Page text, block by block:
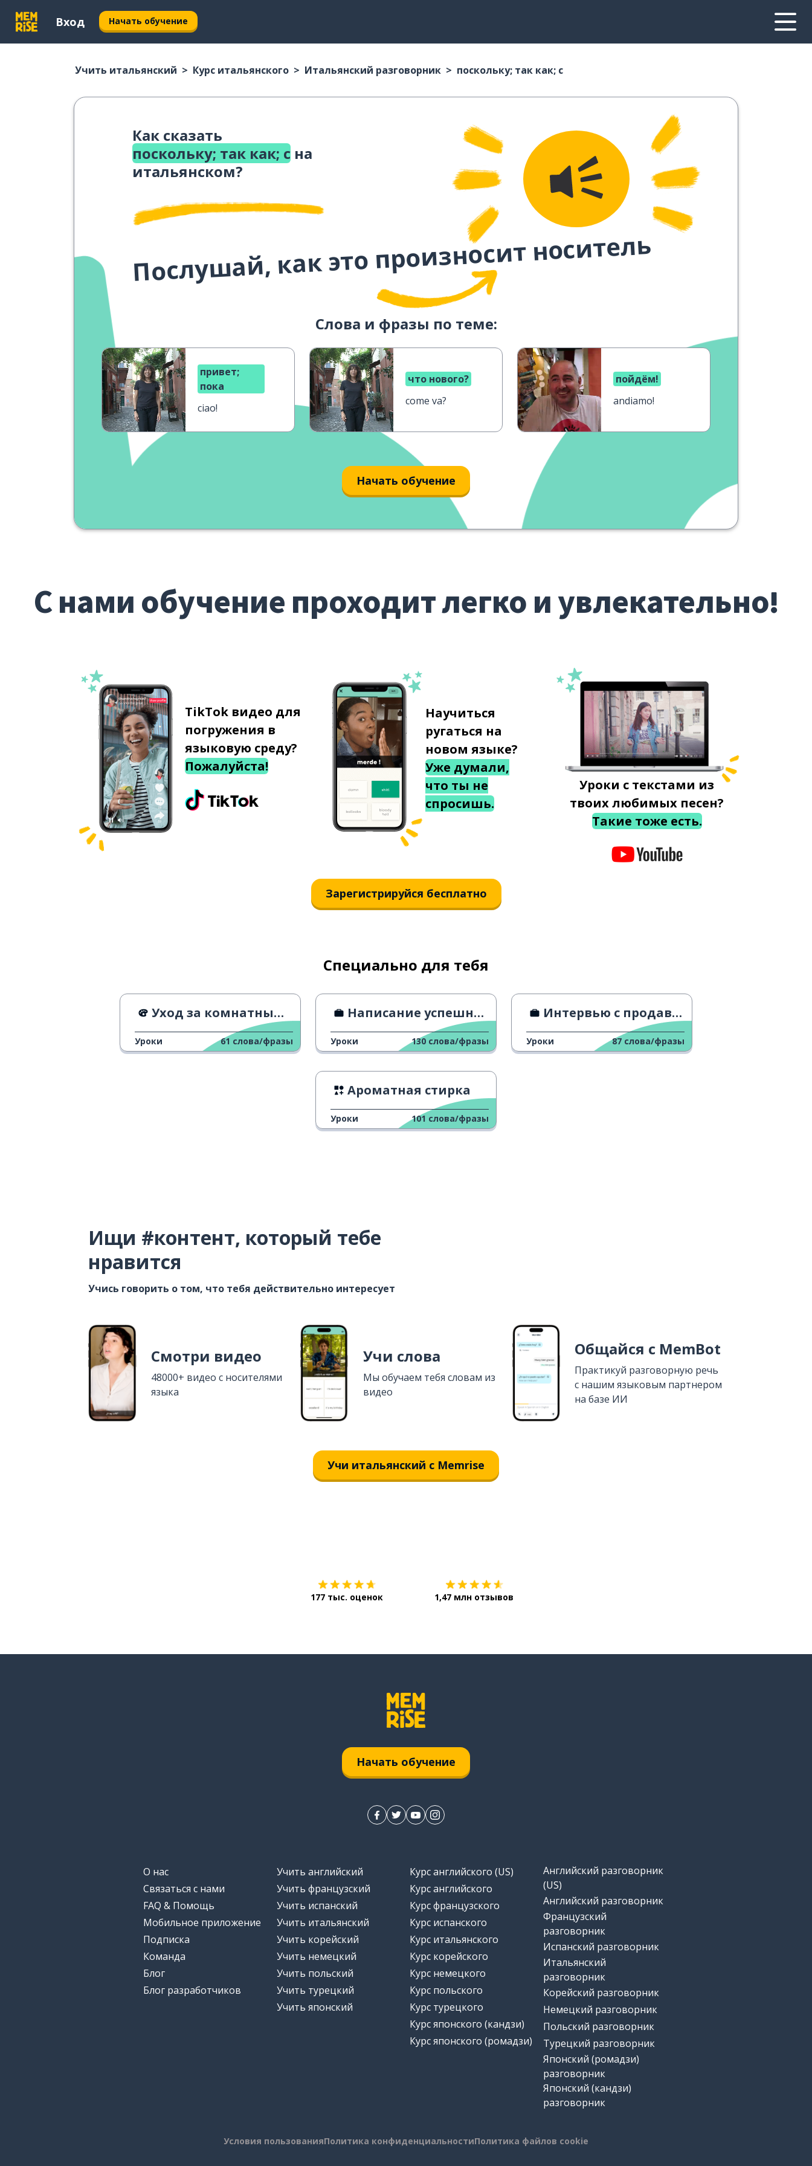
Вход Начать обучение
Учить итальянский Курс итальянского Итальянский разговорник поскольку; так как; с
Как сказать
поскольку; так как; с на
итальянском?
Послушай, как это произносит носитель
Слова и фразы по теме:
привет;
пока
ciao!
что нового?
come va?
пойдём!
andiamo!
Начать обучение
С нами обучение проходит легко и увлекательно!
TikTok видео для
погружения в
языковую среду?
Пожалуйста!
Научиться
ругаться на
новом языке?
Уже думали,
что ты не
спросишь.
Уроки с текстами из
твоих любимых песен?
Такие тоже есть.
Зарегистрируйся бесплатно
Специально для тебя
Уход за комнатными растениями
Уроки 61 слова/фразы
Написание успешного резюме
Уроки 130 слова/фразы
Интервью с продавцом книг
Уроки 87 слова/фразы
Ароматная стирка
Уроки 101 слова/фразы
Ищи #контент, который тебе
нравится
Учись говорить о том, что тебя действительно интересует
Смотри видео
48000+ видео с носителями
языка
Учи слова
Мы обучаем тебя словам из
видео
Общайся с MemBot
Практикуй разговорную речь
с нашим языковым партнером
на базе ИИ
Учи итальянский с Memrise
177 тыс. оценок 1,47 млн отзывов
Начать обучение
О нас
Связаться с нами
FAQ & Помощь
Мобильное приложение
Подписка
Команда
Блог
Блог разработчиков
Учить английский
Учить французский
Учить испанский
Учить итальянский
Учить корейский
Учить немецкий
Учить польский
Учить турецкий
Учить японский
Курс английского (US)
Курс английского
Курс французского
Курс испанского
Курс итальянского
Курс корейского
Курс немецкого
Курс польского
Курс турецкого
Курс японского (кандзи)
Курс японского (ромадзи)
Английский разговорник
(US)
Английский разговорник
Французский
разговорник
Испанский разговорник
Итальянский
разговорник
Корейский разговорник
Немецкий разговорник
Польский разговорник
Турецкий разговорник
Японский (ромадзи)
разговорник
Японский (кандзи)
разговорник
Условия пользованияПолитика конфиденциальностиПолитика файлов cookie